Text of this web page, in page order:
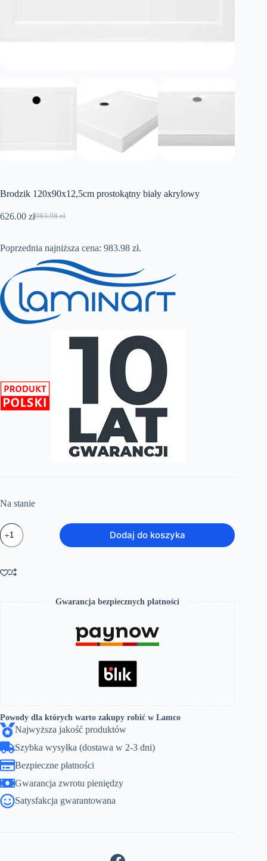
Brodzik 120x90x12,5cm prostokątny biały akrylowy
983.98zł
Pierwotna
983.98 zł.
626.00 złAktualna
626.00 zł.
Poprzednia najniższa cena: 983.98 zł.
Na stanie
ilość
Brodzik
120x90x12,5cm
biały
akrylowy
Dodaj do koszyka
Gwarancja bezpiecznych płatności
Powody dla których warto zakupy robić w Lamco
Najwyższa jakość produktów
Szybka wysyłka (dostawa w 2-3 dni)
Bezpieczne płatności
Gwarancja zwrotu pieniędzy
Satysfakcja gwarantowana